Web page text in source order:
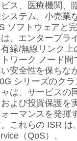
ス、医療機関、
ステム、小売業
ソフトウェアと
、エンタープラ
線/無線リンク上
ワーク ノード間
安全性を保ちな
シリーズのク
は、サービスの
よび投資保護を
ーマンスを発揮
これらの ISR は
（ QoS）、